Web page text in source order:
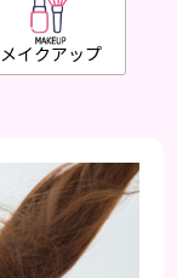
メイクアップ